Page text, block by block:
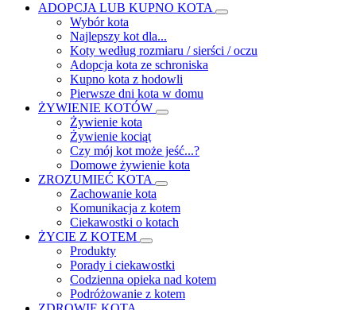
ADOPCJA LUB KUPNO KOTA
Wybór kota
Najlepszy kot dla...
Koty według rozmiaru / sierści / oczu
Adopcja kota ze schroniska
Kupno kota z hodowli
Pierwsze dni kota w domu
ŻYWIENIE KOTÓW
Żywienie kota
Żywienie kociąt
Czy mój kot może jeść...?
Domowe żywienie kota
ZROZUMIEĆ KOTA
Zachowanie kota
Komunikacja z kotem
Ciekawostki o kotach
ŻYCIE Z KOTEM
Produkty
Porady i ciekawostki
Codzienna opieka nad kotem
Podróżowanie z kotem